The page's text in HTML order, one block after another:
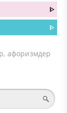
ᐈ
ᐈ
афоризмдер